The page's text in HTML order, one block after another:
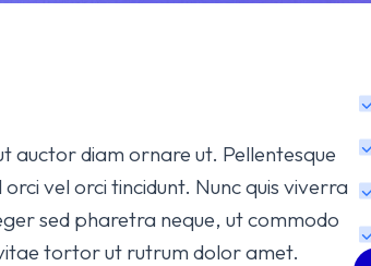
auctor diam ornare ut. Pellentesque
vel orci tincidunt. Nunc quis viverra
sed pharetra neque, ut commodo
tortor ut rutrum dolor amet.